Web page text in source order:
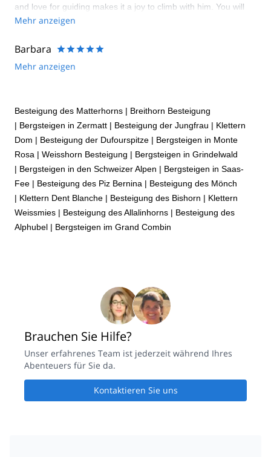
and love for guiding makes it a joy to climb with him. You will
not find a better guide to climb the Norwand of the Eiger with.
back of his hand. Just keep in mind that this route is for
experienced mountain climbers only and you must be in top
physical and mental condition!. That being said the weather
Mehr anzeigen
Barbara
Mehr anzeigen
Besteigung des Matterhorns | Breithorn Besteigung
| Bergsteigen in Zermatt | Besteigung der Jungfrau | Klettern
Dom | Besteigung der Dufourspitze | Bergsteigen in Monte
Rosa | Weisshorn Besteigung | Bergsteigen in Grindelwald
| Bergsteigen in den Schweizer Alpen | Bergsteigen in Saas-
Fee | Besteigung des Piz Bernina | Besteigung des Mönch
| Klettern Dent Blanche | Besteigung des Bishorn | Klettern
Weissmies | Besteigung des Allalinhorns | Besteigung des
Alphubel | Bergsteigen im Grand Combin
Brauchen Sie Hilfe?
Unser erfahrenes Team ist jederzeit während Ihres
Abenteuers für Sie da.
Kontaktieren Sie uns